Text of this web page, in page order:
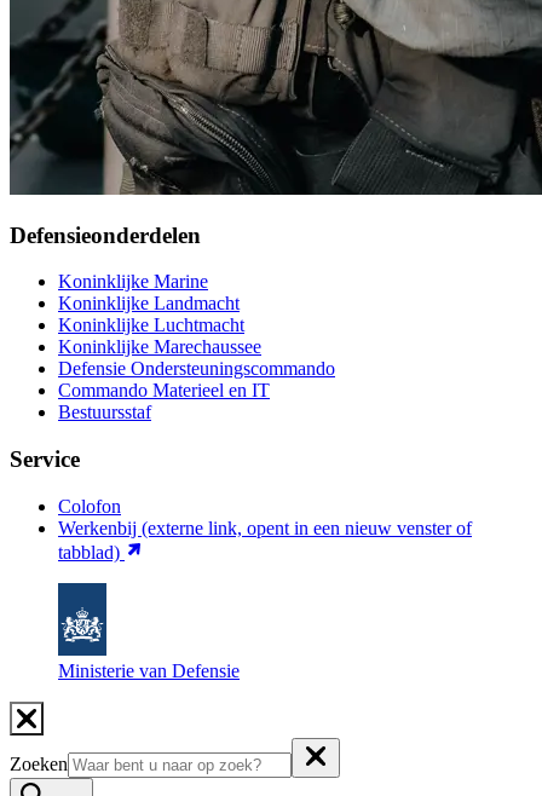
Defensieonderdelen
Koninklijke Marine
Koninklijke Landmacht
Koninklijke Luchtmacht
Koninklijke Marechaussee
Defensie Ondersteuningscommando
Commando Materieel en IT
Bestuursstaf
Service
Colofon
Werkenbij (externe link, opent in een nieuw venster of
tabblad)
Ministerie van Defensie
Zoeken